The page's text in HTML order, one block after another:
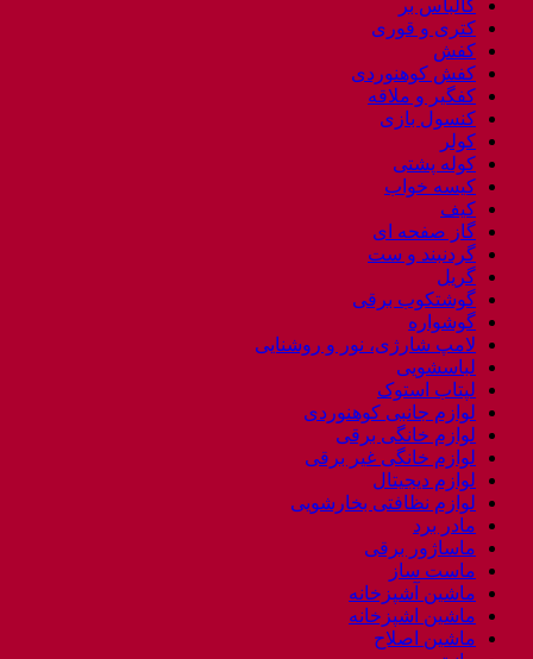
کالباس بر
کتری و قوری
کفش
کفش کوهنوردی
کفگیر و ملاقه
کنسول بازی
کولر
کوله پشتی
کیسه خواب
کیف
گاز صفحه ای
گردنبند و ست
گریل
گوشتکوب برقی
گوشواره
لامپ شارژی، نور و روشنایی
لباسشویی
لپتاب استوک
لوازم جانبی کوهنوردی
لوازم خانگی برقی
لوازم خانگی غیر برقی
لوازم دیجیتال
لوازم نظافتی بخارشویی
مادر برد
ماساژور برقی
ماست ساز
ماشین آشپزخانه
ماشین اشپزخانه
ماشین اصلاح